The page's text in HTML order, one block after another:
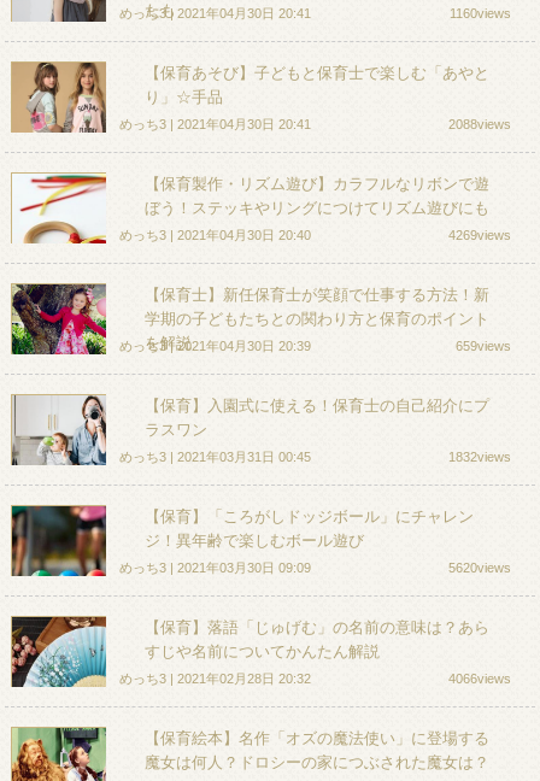
たも
めっち3 | 2021年04月30日 20:41 1160views
【保育あそび】子どもと保育士で楽しむ「あやと
り」☆手品
めっち3 | 2021年04月30日 20:41 2088views
【保育製作・リズム遊び】カラフルなリボンで遊
ぼう！ステッキやリングにつけてリズム遊びにも
めっち3 | 2021年04月30日 20:40 4269views
【保育士】新任保育士が笑顔で仕事する方法！新
学期の子どもたちとの関わり方と保育のポイント
を解説
めっち3 | 2021年04月30日 20:39 659views
【保育】入園式に使える！保育士の自己紹介にプ
ラスワン
めっち3 | 2021年03月31日 00:45 1832views
【保育】「ころがしドッジボール」にチャレン
ジ！異年齢で楽しむボール遊び
めっち3 | 2021年03月30日 09:09 5620views
【保育】落語「じゅげむ」の名前の意味は？あら
すじや名前についてかんたん解説
めっち3 | 2021年02月28日 20:32 4066views
【保育絵本】名作「オズの魔法使い」に登場する
魔女は何人？ドロシーの家につぶされた魔女は？